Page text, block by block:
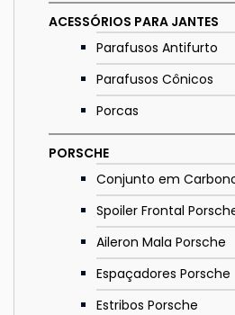
ACESSÓRIOS PARA JANTES
Parafusos Antifurto
Parafusos Cônicos
Porcas
PORSCHE
Conjunto em
Spoiler Frontal
Aileron Mala Porsche
Espaçadores Porsche
Estribos Porsche